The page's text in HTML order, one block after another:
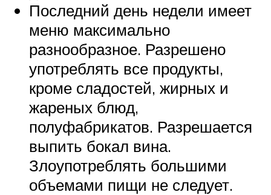
Последний день недели имеет
меню максимально
разнообразное. Разрешено
употреблять все продукты,
кроме сладостей, жирных и
жареных блюд,
полуфабрикатов. Разрешается
выпить бокал вина.
Злоупотреблять большими
объемами пищи не следует.